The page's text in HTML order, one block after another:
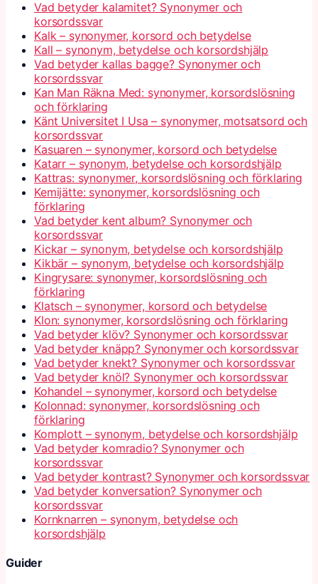
Vad betyder kalamitet? Synonymer och
korsordssvar
Kalk – synonymer, korsord och betydelse
Kall – synonym, betydelse och korsordshjälp
Vad betyder kallas bagge? Synonymer och
korsordssvar
Kan Man Räkna Med: synonymer, korsordslösning
och förklaring
Känt Universitet I Usa – synonymer, motsatsord och
korsordssvar
Kasuaren – synonymer, korsord och betydelse
Katarr – synonym, betydelse och korsordshjälp
Kattras: synonymer, korsordslösning och förklaring
Kemijätte: synonymer, korsordslösning och
förklaring
Vad betyder kent album? Synonymer och
korsordssvar
Kickar – synonym, betydelse och korsordshjälp
Kikbär – synonym, betydelse och korsordshjälp
Kingrysare: synonymer, korsordslösning och
förklaring
Klatsch – synonymer, korsord och betydelse
Klon: synonymer, korsordslösning och förklaring
Vad betyder klöv? Synonymer och korsordssvar
Vad betyder knäpp? Synonymer och korsordssvar
Vad betyder knekt? Synonymer och korsordssvar
Vad betyder knöl? Synonymer och korsordssvar
Kohandel – synonymer, korsord och betydelse
Kolonnad: synonymer, korsordslösning och
förklaring
Komplott – synonym, betydelse och korsordshjälp
Vad betyder komradio? Synonymer och
korsordssvar
Vad betyder kontrast? Synonymer och korsordssvar
Vad betyder konversation? Synonymer och
korsordssvar
Kornknarren – synonym, betydelse och
korsordshjälp
Guider